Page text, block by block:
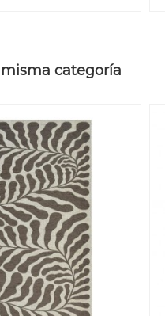
categoría